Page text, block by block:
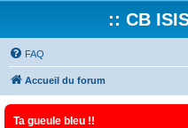
:: CB
FAQ
Accueil du forum
Ta gueule bleu !!